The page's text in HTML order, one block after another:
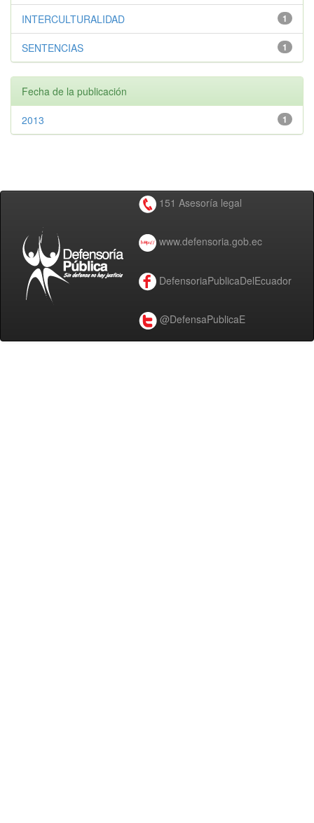
1
INTERCULTURALIDAD
1
SENTENCIAS
Fecha de la publicación
1
2013
151 Asesoría legal
www.defensoria.gob.ec
DefensoriaPublicaDelEcuador
@DefensaPublicaE